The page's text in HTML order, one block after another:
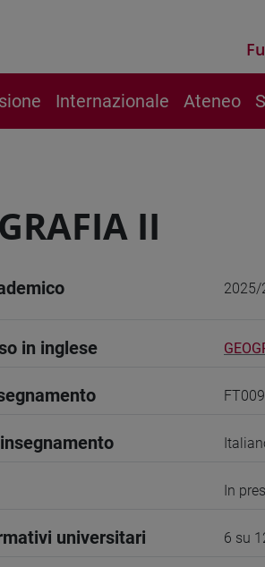
Internazionale Ateneo
II
2025/
in inglese
In
universitari 6 su